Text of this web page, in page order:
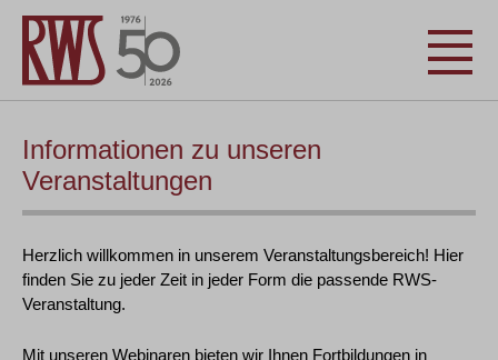
Informationen zu unseren
Veranstaltungen
Herzlich willkommen in unserem Veranstaltungsbereich! Hier
finden Sie zu jeder Zeit in jeder Form die passende RWS-
Veranstaltung.
Mit unseren Webinaren bieten wir Ihnen Fortbildungen in